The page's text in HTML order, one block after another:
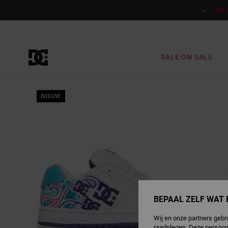
SALE ON SALE
NIEUW
BEPAAL ZELF WAT
Wij en onze partners